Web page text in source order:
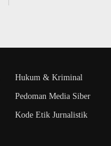
Hukum & Kriminal
Pedoman Media Siber
Kode Etik Jurnalistik